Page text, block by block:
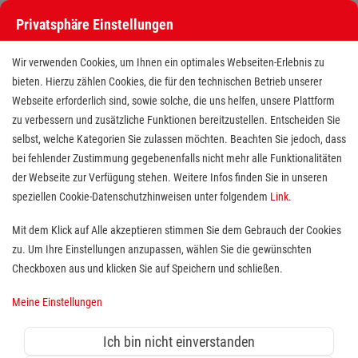
Psychotherapeut (m/w/d) für
stationäre Wohngruppe
Standort(e):Cottbus
Psychologin/Psychologe,
Sozialpädagogin/Sozialpädagoge
Privatsphäre Einstellungen
Wir verwenden Cookies, um Ihnen ein optimales Webseiten-Erlebnis zu
bieten. Hierzu zählen Cookies, die für den technischen Betrieb unserer
Webseite erforderlich sind, sowie solche, die uns helfen, unsere Plattform
zu verbessern und zusätzliche Funktionen bereitzustellen. Entscheiden Sie
selbst, welche Kategorien Sie zulassen möchten. Beachten Sie jedoch, dass
bei fehlender Zustimmung gegebenenfalls nicht mehr alle Funktionalitäten
der Webseite zur Verfügung stehen. Weitere Infos finden Sie in unseren
speziellen Cookie-Datenschutzhinweisen unter folgendem Link.
Mit dem Klick auf Alle akzeptieren stimmen Sie dem Gebrauch der Cookies
zu. Um Ihre Einstellungen anzupassen, wählen Sie die gewünschten
Checkboxen aus und klicken Sie auf Speichern und schließen.
Meine Einstellungen
Ich bin nicht einverstanden